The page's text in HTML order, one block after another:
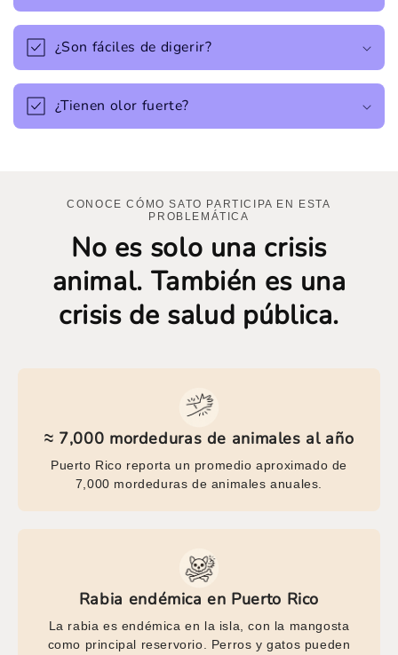
¿Son fáciles de digerir?
¿Tienen olor fuerte?
CONOCE CÓMO SATO PARTICIPA EN ESTA
PROBLEMÁTICA
No es solo una crisis
animal. También es una
crisis de salud pública.
≈ 7,000 mordeduras de animales al año
Puerto Rico reporta un promedio aproximado de
7,000 mordeduras de animales anuales.
Rabia endémica en Puerto Rico
La rabia es endémica en la isla, con la mangosta
como principal reservorio. Perros y gatos pueden